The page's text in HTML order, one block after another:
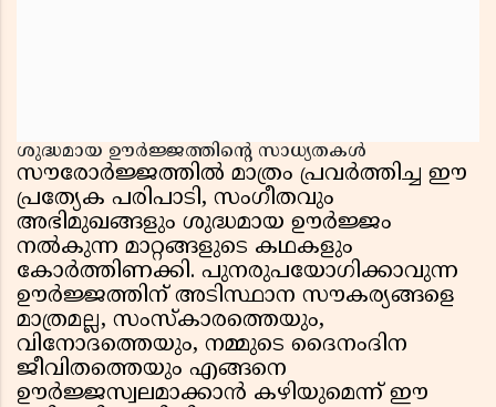
ശുദ്ധമായ ഊർജ്ജത്തിൻ്റെ സാധ്യതകൾ
സൗരോർജ്ജത്തിൽ മാത്രം പ്രവർത്തിച്ച ഈ
പ്രത്യേക പരിപാടി, സംഗീതവും
അഭിമുഖങ്ങളും ശുദ്ധമായ ഊർജ്ജം
നൽകുന്ന മാറ്റങ്ങളുടെ കഥകളും
കോർത്തിണക്കി. പുനരുപയോഗിക്കാവുന്ന
ഊർജ്ജത്തിന് അടിസ്ഥാന സൗകര്യങ്ങളെ
മാത്രമല്ല, സംസ്കാരത്തെയും,
വിനോദത്തെയും, നമ്മുടെ ദൈനംദിന
ജീവിതത്തെയും എങ്ങനെ
ഊർജ്ജസ്വലമാക്കാൻ കഴിയുമെന്ന് ഈ